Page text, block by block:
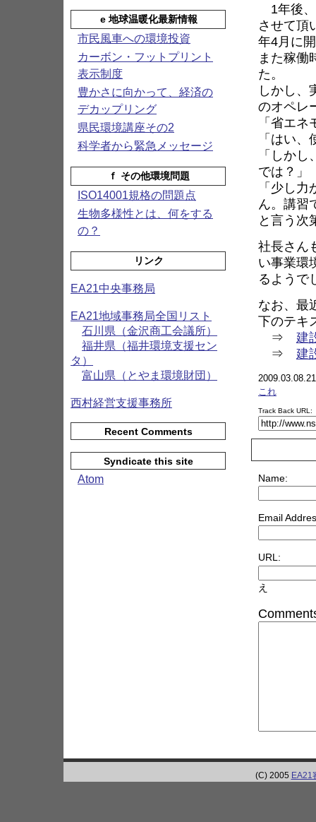
1年後、
させて頂
年4月に
また稼働
た。
しかし、
のオペレ
「省エ
「はい
「しか
では？」
「少し
ん。講習
と言う次
社長さん
い事業環
るようで
なお、最
下のテキ
⇒ 建
⇒ 建
これ
Track Back URL:
Name:
Email
URL:
え
e 地球温暖化最新情報
市民風車への環境投資
カーボン・フットプリント
表示制度
豊かさに向かって、経済の
デカップリング
県民環境講座その2
科学者から緊急メッセージ
ｆ その他環境問題
ISO14001規格の問題点
生物多様性とは、何をする
の？
リンク
EA21中央事務局
EA21地域事務局全国リスト
石川県（金沢商工会議所）
福井県（福井環境支援セン
タ）
富山県（とやま環境財団）
西村経営支援事務所
Recent Comments
Syndicate this site
Atom
(C) 2005 EA21